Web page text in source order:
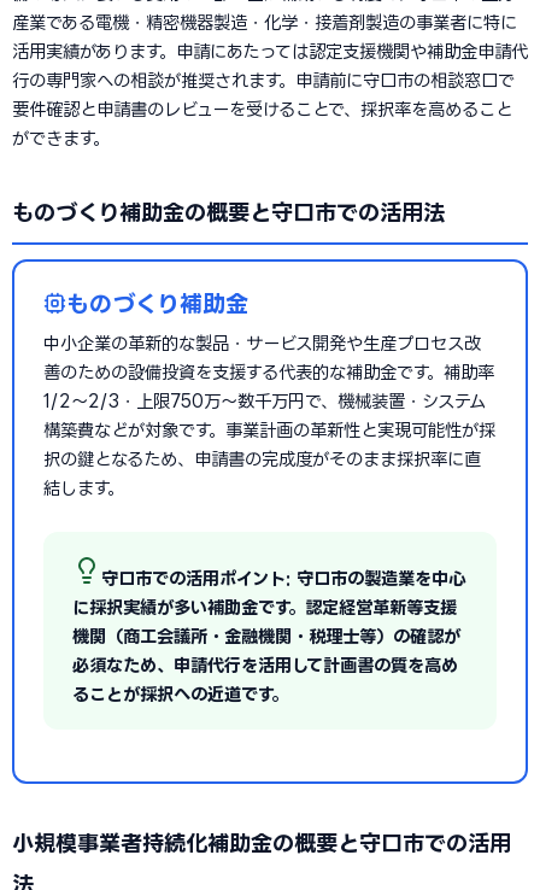
産業である電機・精密機器製造・化学・接着剤製造の事業者に特に
活用実績があります。申請にあたっては認定支援機関や補助金申請代
行の専門家への相談が推奨されます。申請前に守口市の相談窓口で
要件確認と申請書のレビューを受けることで、採択率を高めること
ができます。
ものづくり補助金の概要と守口市での活用法
ものづくり補助金
中小企業の革新的な製品・サービス開発や生産プロセス改
善のための設備投資を支援する代表的な補助金です。補助率
1/2〜2/3・上限750万〜数千万円で、機械装置・システム
構築費などが対象です。事業計画の革新性と実現可能性が採
択の鍵となるため、申請書の完成度がそのまま採択率に直
結します。
守口市での活用ポイント: 守口市の製造業を中心
に採択実績が多い補助金です。認定経営革新等支援
機関（商工会議所・金融機関・税理士等）の確認が
必須なため、申請代行を活用して計画書の質を高め
ることが採択への近道です。
小規模事業者持続化補助金の概要と守口市での活用
法